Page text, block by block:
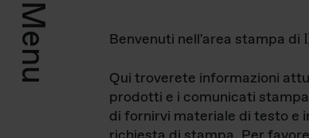
Menu Benvenuti nell'area stampa di
Qui troverete informazioni
prodotti e i comunicati
di fornirvi materiale di testo e